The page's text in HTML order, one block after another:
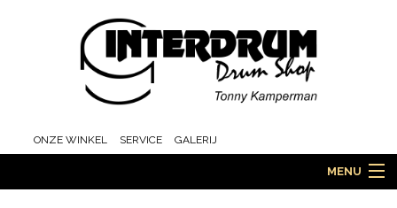
ONZE WINKEL SERVICE GALERIJ
MENU